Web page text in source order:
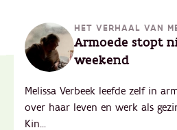
HET VERHAAL VAN
Armoede stopt
weekend
Melissa Verbeek leefde zelf in
over haar leven en werk als
Kin...